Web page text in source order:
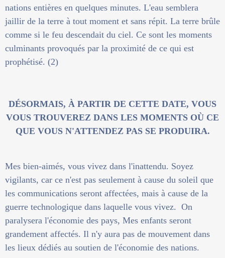
nations entières en quelques minutes. L'eau semblera
jaillir de la terre à tout moment et sans répit. La terre brûle
comme si le feu descendait du ciel. Ce sont les moments
culminants provoqués par la proximité de ce qui est
prophétisé. (2)
DÉSORMAIS, À PARTIR DE CETTE DATE, VOUS
VOUS TROUVEREZ DANS LES MOMENTS OÙ CE
QUE VOUS N'ATTENDEZ PAS SE PRODUIRA.
Mes bien-aimés, vous vivez dans l'inattendu. Soyez
vigilants, car ce n'est pas seulement à cause du soleil que
les communications seront affectées, mais à cause de la
guerre technologique dans laquelle vous vivez. On
paralysera l'économie des pays, Mes enfants seront
grandement affectés. Il n'y aura pas de mouvement dans
les lieux dédiés au soutien de l'économie des nations.